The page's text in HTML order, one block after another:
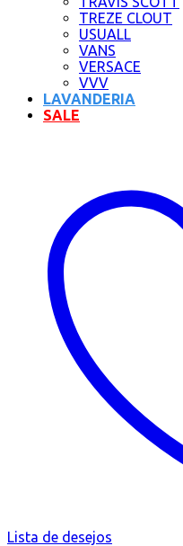
TREZE CLOUT
USUALL
VANS
VERSACE
VVV
LAVANDERIA
SALE
Lista de desejos